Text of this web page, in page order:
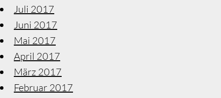
Juli 2017
Juni 2017
Mai 2017
April 2017
März 2017
Februar 2017